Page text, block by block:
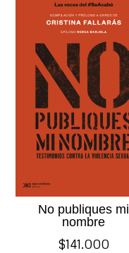
No publiques mi
nombre
$141.000